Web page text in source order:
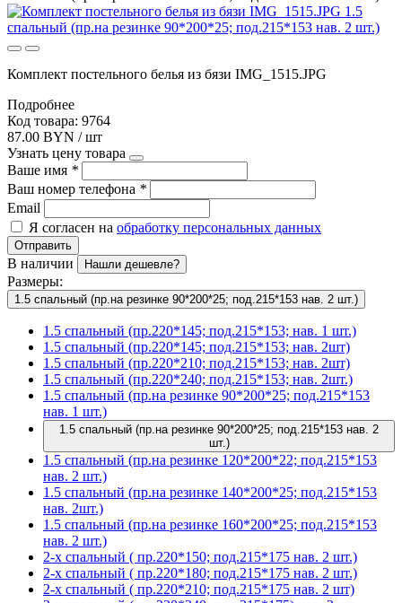
Комплект постельного белья из бязи IMG_1515.JPG
Подробнее
Код товара: 9764
87.00 BYN / шт
Узнать цену товара
Ваше имя *
Ваш номер телефона *
Email
Я согласен на обработку персональных данных
Отправить
В наличии Нашли дешевле?
Размеры:
1.5 спальный (пр.на резинке 90*200*25; под.215*153 нав. 2 шт.)
1.5 спальный (пр.220*145; под.215*153; нав. 1 шт.)
1.5 спальный (пр.220*145; под.215*153; нав. 2шт)
1.5 спальный (пр.220*210; под.215*153; нав. 2шт)
1.5 спальный (пр.220*240; под.215*153; нав. 2шт.)
1.5 спальный (пр.на резинке 90*200*25; под.215*153
нав. 1 шт.)
1.5 спальный (пр.на резинке 90*200*25; под.215*153 нав. 2
шт.)
1.5 спальный (пр.на резинке 120*200*22; под.215*153
нав. 2 шт.)
1.5 спальный (пр.на резинке 140*200*25; под.215*153
нав. 2шт.)
1.5 спальный (пр.на резинке 160*200*25; под.215*153
нав. 2 шт.)
2-х спальный ( пр.220*150; под.215*175 нав. 2 шт.)
2-х спальный ( пр.220*180; под.215*175 нав. 2 шт.)
2-х спальный ( пр.220*210; под.215*175 нав. 2 шт)